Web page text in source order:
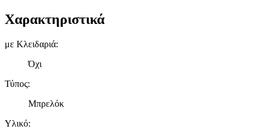
Χαρακτηριστικά
με Κλειδαριά:
Όχι
Τύπος:
Μπρελόκ
Υλικό: